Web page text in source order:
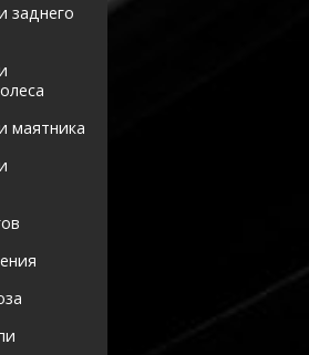
заднего
маятника